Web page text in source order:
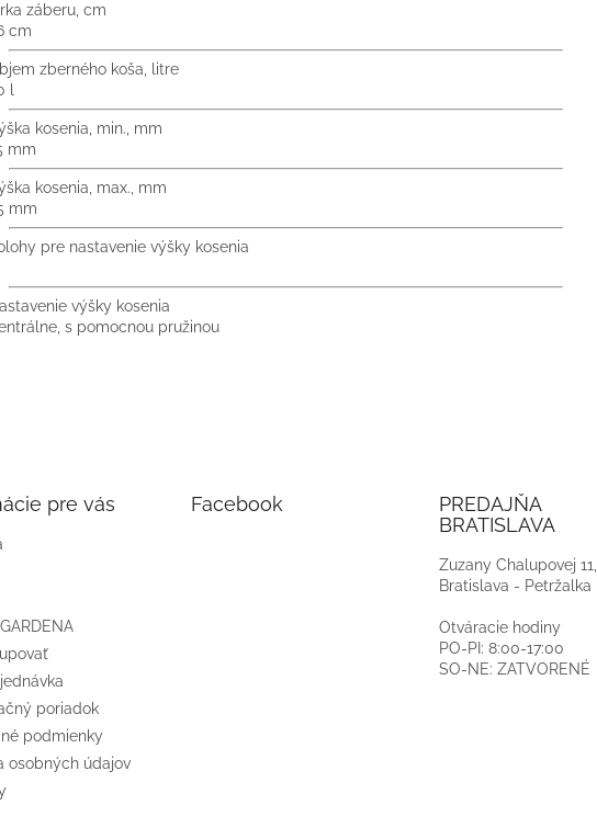
záberu, cm
cm
zberného koša, litre
l
kosenia, min., mm
mm
kosenia, max., mm
mm
pre nastavenie výšky kosenia
výšky kosenia
s pomocnou pružinou
pre vás
poriadok
podmienky
osobných údajov
Facebook
PREDAJŇA
BRATISLAVA
Zuzany Chalupovej 11,
Bratislava - Petržalka
Otváracie hodiny
PO-PI: 8:00-17:00
SO-NE: ZATVORENÉ